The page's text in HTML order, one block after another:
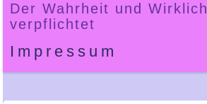
Der Wahrheit und
verpflichtet
Impressum